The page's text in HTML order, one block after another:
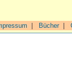
Bücher|